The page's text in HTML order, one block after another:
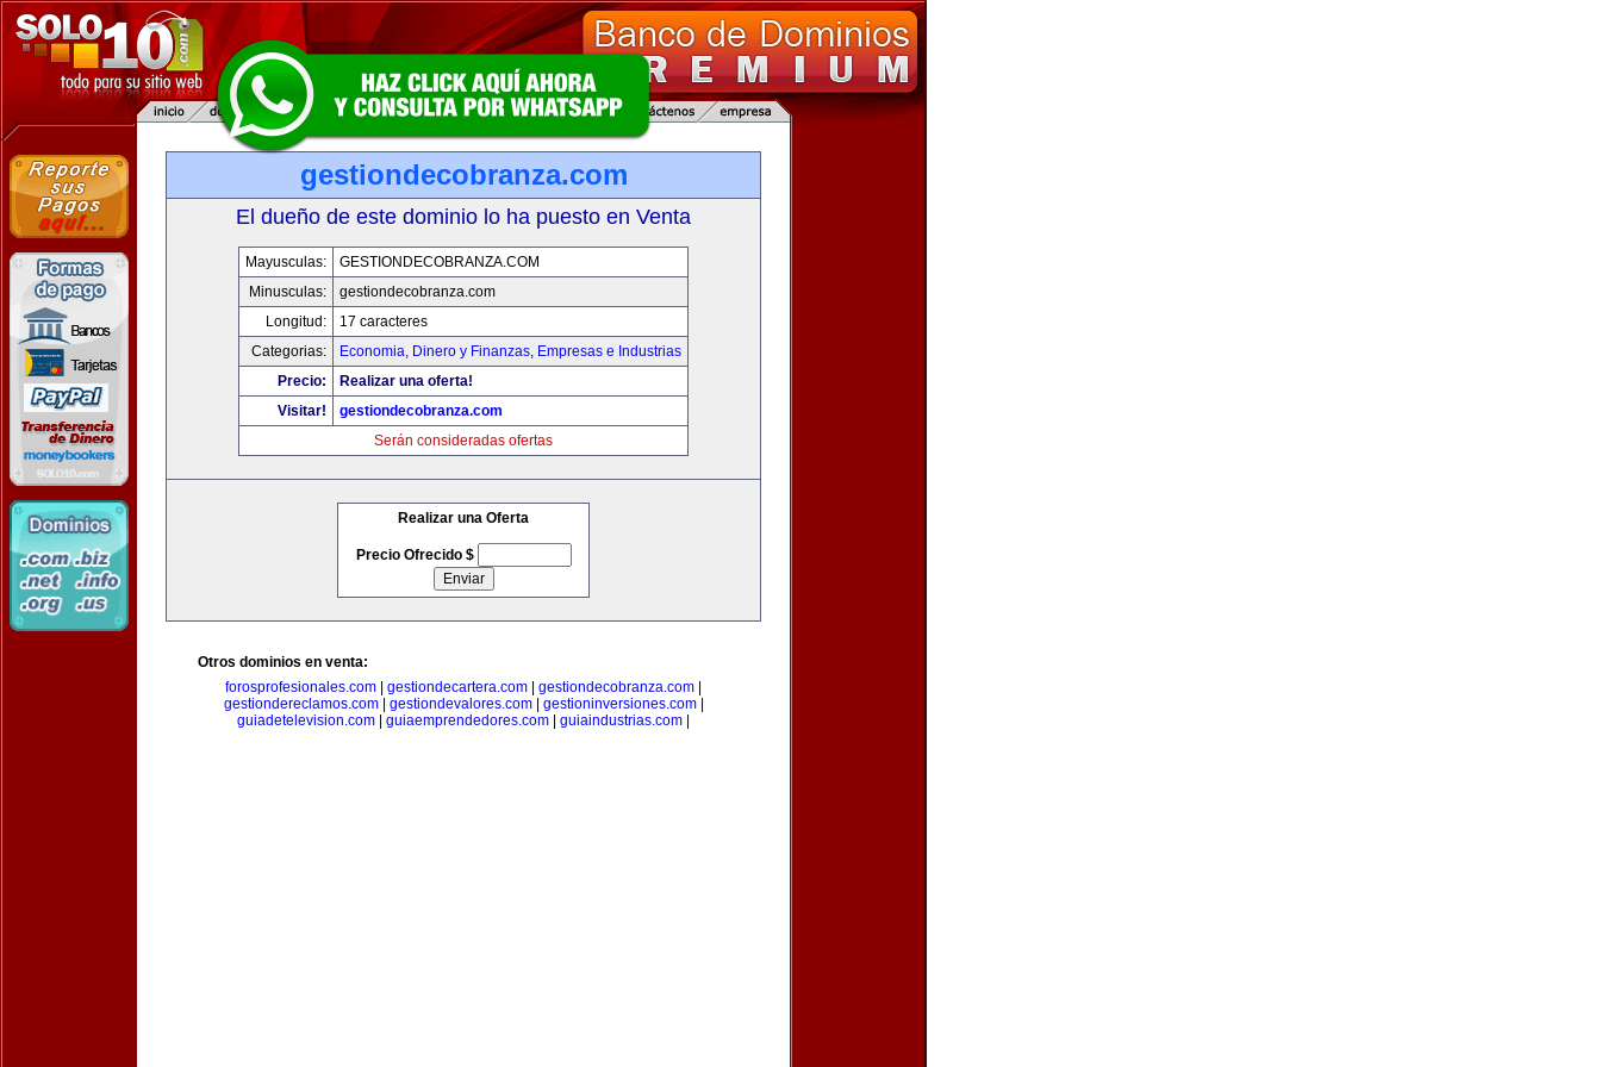
gestiondecobranza.com
El dueño de este dominio lo ha puesto en Venta
Mayusculas:
GESTIONDECOBRANZA.COM
Minusculas:
gestiondecobranza.com
Longitud:
17 caracteres
Categorias:
Economia, Dinero y Finanzas, Empresas e Industrias
Precio:
Realizar una oferta!
Visitar!
gestiondecobranza.com
Serán consideradas ofertas
Realizar una Oferta
Precio Ofrecido $
Otros dominios en venta:
forosprofesionales.com
gestiondecartera.com gestiondecobranza.com
gestiondereclamos.com| gestiondevalores.com| gestioninversiones.com|
guiadetelevision.com
guiaemprendedores.com guiaindustrias.com